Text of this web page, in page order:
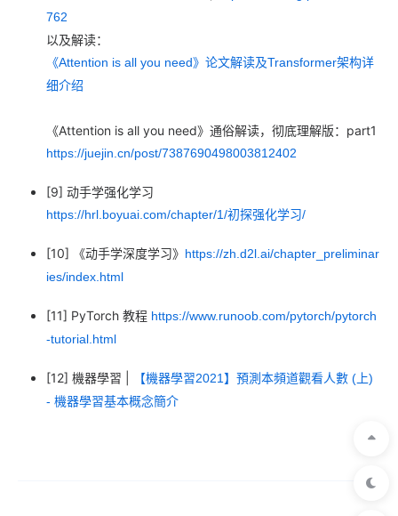
762
以及解读：
《Attention is all you need》论文解读及Transformer架构详
细介绍
《Attention is all you need》通俗解读，彻底理解版：part1
https://juejin.cn/post/7387690498003812402
[9] 动手学强化学习
https://hrl.boyuai.com/chapter/1/初探强化学习/
[10] 《动手学深度学习》 https://zh.d2l.ai/chapter_preliminar
ies/index.html
[11] PyTorch 教程 https://www.runoob.com/pytorch/pytorch
-tutorial.html
[12] 機器學習 |
【機器學習2021】預測本頻道觀看人數 (上)
- 機器學習基本概念簡介